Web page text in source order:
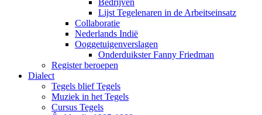
Bedrijven
Lijst Tegelenaren in de Arbeitseinsatz
Collaboratie
Nederlands Indië
Ooggetuigenverslagen
Onderduikster Fanny Friedman
Register beroepen
Dialect
Tegels blief Tegels
Muziek in het Tegels
Cursus Tegels